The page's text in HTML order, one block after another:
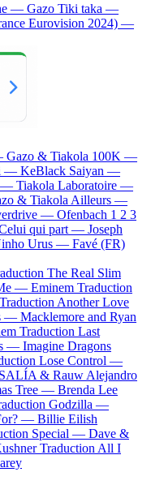
— Gazo Tiki taka —
Eurovision 2024) —
Gazo & Tiakola 100K —
— KeBlack Saiyan —
— Tiakola Laboratoire —
& Tiakola Ailleurs —
— Ofenbach 1 2 3
qui part — Joseph
Urus — Favé (FR)
The Real Slim
— Eminem Traduction
Traduction Another Love
— Macklemore and Ryan
Traduction Last
— Imagine Dragons
Lose Control —
& Rauw Alejandro
Tree — Brenda Lee
Godzilla —
— Billie Eilish
Special — Dave &
Traduction All I